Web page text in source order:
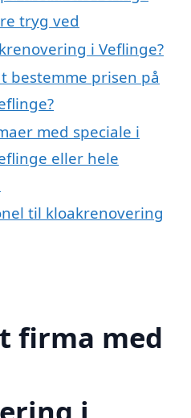
tryg ved
i Veflinge?
bestemme prisen på
med speciale i
eller hele
til kloakrenovering
firma med